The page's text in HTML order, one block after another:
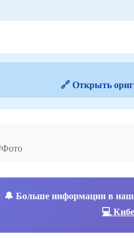
🔗 Открыть
🔔 Больше информации в
💻